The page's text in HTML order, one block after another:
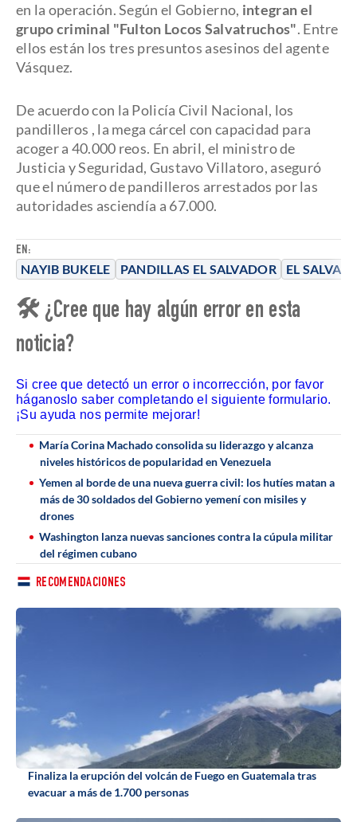
EN:
NAYIB BUKELE PANDILLAS EL SALVADOR EL
en la operación. Según el Gobierno, integran el
grupo criminal "Fulton Locos Salvatruchos". Entre
ellos están los tres presuntos asesinos del agente
Vásquez.
De acuerdo con la Policía Civil Nacional, los
pandilleros , la mega cárcel con capacidad para
acoger a 40.000 reos. En abril, el ministro de
Justicia y Seguridad, Gustavo Villatoro, aseguró
que el número de pandilleros arrestados por las
autoridades asciendía a 67.000.
🛠 ¿Cree que hay algún error en esta
noticia?
Si cree que detectó un error o incorrección, por favor
háganoslo saber completando el siguiente formulario.
¡Su ayuda nos permite mejorar!
María Corina Machado consolida su liderazgo y alcanza
niveles históricos de popularidad en Venezuela
Yemen al borde de una nueva guerra civil: los hutíes matan a
más de 30 soldados del Gobierno yemení con misiles y
drones
Washington lanza nuevas sanciones contra la cúpula militar
del régimen cubano
RECOMENDACIONES
Finaliza la erupción del volcán de Fuego en Guatemala tras
evacuar a más de 1.700 personas